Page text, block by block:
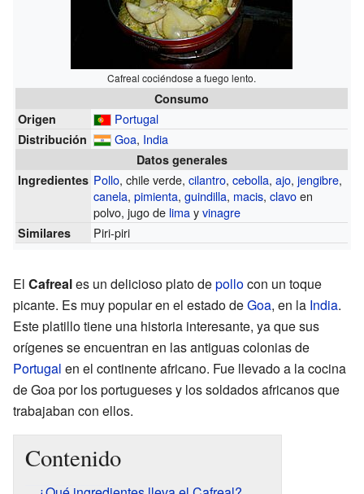
Cafreal cociéndose a fuego lento.
Consumo
Origen
Portugal
Distribución Goa, India
Datos generales
Ingredientes Pollo, chile verde,cilantro,cebolla,ajo,jengibre,
canela,pimienta,guindilla, macis,clavoen
polvo, jugo de limayvinagre
Similares Piri-piri
El Cafreales un delicioso plato depollocon un toque
picante. Es muy popular en el estado deGoa, en la India.
Este platillo tiene una historia interesante, ya que sus
orígenes se encuentran en las antiguas colonias de
Portugal en el continente africano. Fue llevado a la cocina
de Goa por los portugueses y los soldados africanos que
trabajaban con ellos.
Contenido